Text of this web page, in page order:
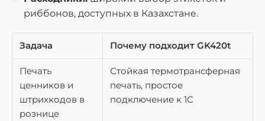
риббонов, доступных в Казахстане.
Задача Почему подходит GK420t
Печать
ценников и
штрихкодов в
рознице
Стойкая термотрансферная
печать, простое
подключение к 1С